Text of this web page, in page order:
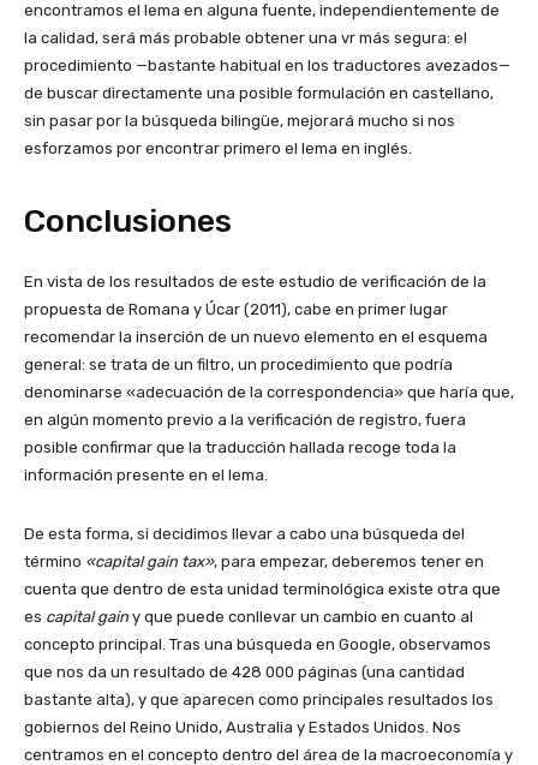
encontramos el lema en alguna fuente, independientemente de
la calidad, será más probable obtener una vr más segura: el
procedimiento —bastante habitual en los traductores avezados—
de buscar directamente una posible formulación en castellano,
sin pasar por la búsqueda bilingüe, mejorará mucho si nos
esforzamos por encontrar primero el lema en inglés.
Conclusiones
En vista de los resultados de este estudio de verificación de la
propuesta de Romana y Úcar (2011), cabe en primer lugar
recomendar la inserción de un nuevo elemento en el esquema
general: se trata de un filtro, un procedimiento que podría
denominarse «adecuación de la correspondencia» que haría que,
en algún momento previo a la verificación de registro, fuera
posible confirmar que la traducción hallada recoge toda la
información presente en el lema.
De esta forma, si decidimos llevar a cabo una búsqueda del
término «capital gain tax», para empezar, deberemos tener en
cuenta que dentro de esta unidad terminológica existe otra que
es capital gain y que puede conllevar un cambio en cuanto al
concepto principal. Tras una búsqueda en Google, observamos
que nos da un resultado de 428 000 páginas (una cantidad
bastante alta), y que aparecen como principales resultados los
gobiernos del Reino Unido, Australia y Estados Unidos. Nos
centramos en el concepto dentro del área de la macroeconomía y